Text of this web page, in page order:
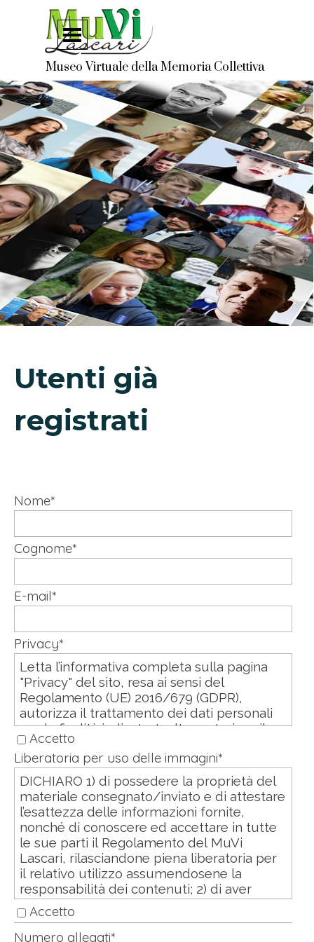
Salta menù
Museo Virtuale della Memoria Collettiva
Utenti già
registrati
Nome*
Cognome*
E-mail*
Privacy*
Letta l’informativa completa sulla pagina
"Privacy" del sito, resa ai sensi del
Regolamento (UE) 2016/679 (GDPR),
autorizza il trattamento dei dati personali
per le finalità indicate. Inoltre autorizza il
trattamento dei dati per finalità
promozionali, sia con modalità tradizionali
sia informatiche.
Accetto
Liberatoria per uso delle immagini*
DICHIARO 1) di possedere la proprietà del
materiale consegnato/inviato e di attestare
l’esattezza delle informazioni fornite,
nonché di conoscere ed accettare in tutte
le sue parti il Regolamento del MuVi
Lascari, rilasciandone piena liberatoria per
il relativo utilizzo assumendosene la
responsabilità dei contenuti; 2) di aver
preso visione dell'informativa ai sensi
dell’art. 13 del Regolamento UE 2016/679 e,
con l’invio/consegna della presente
Accetto
Numero allegati*